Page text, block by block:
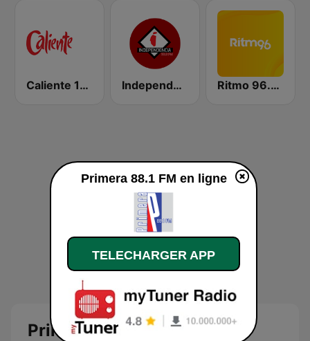
Caliente 104.1 FM Independencia FM Ritmo 96.5 FM
Primera 88.1 FM
Primera 88.1 FM en ligne
TELECHARGER APP